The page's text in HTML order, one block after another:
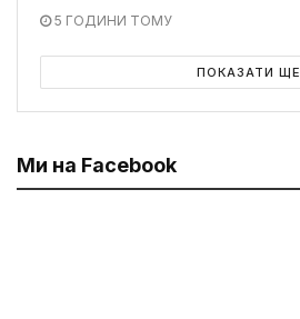
5 ГОДИНИ ТОМУ
ПОКАЗАТИ ЩЕ
Ми на Facebook